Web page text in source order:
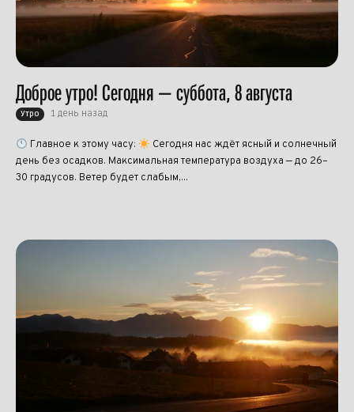
Доброе утро! Сегодня — суббота, 8 августа
Утро 1 день назад
Главное к этому часу:
Сегодня нас ждёт ясный и солнечный
день без осадков. Максимальная температура воздуха — до 26–
30 градусов. Ветер будет слабым,...